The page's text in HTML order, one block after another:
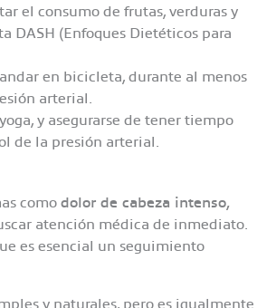
el consumo de frutas, verduras y
DASH (Enfoques Dietéticos para
en bicicleta, durante al menos
arterial.​
y asegurarse de tener tiempo
de la presión arterial.
comodolor de cabeza intenso,
atención médica de inmediato.
es esencial un seguimiento
y naturales, pero es igualmente